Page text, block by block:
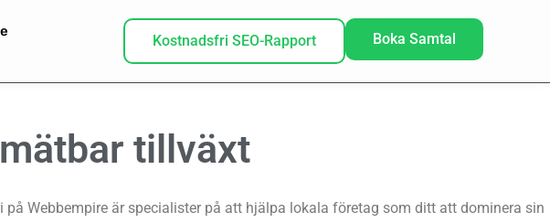
Kostnadsfri SEO-Rapport Boka Samtal
tillväxt
Webbempire är specialister på att hjälpa lokala företag som ditt att dominera sin